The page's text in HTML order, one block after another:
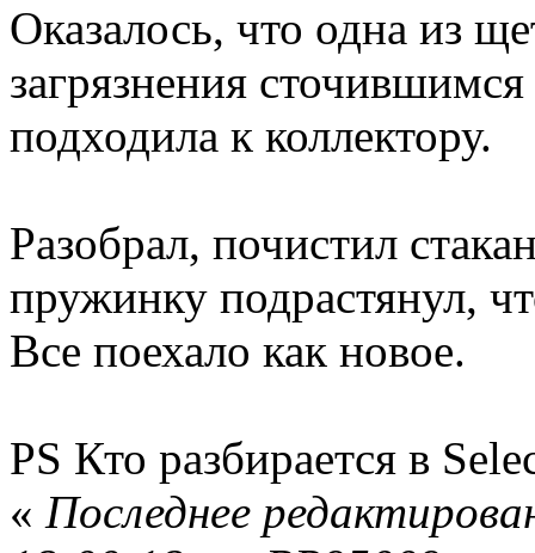
Оказалось, что одна из
загрязнения
подходила к коллектору.
Разобрал, почистил
пружинку подрастянул,
Все поехало как новое.
PS Кто разбирается в
« Последнее